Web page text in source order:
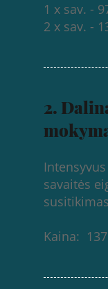
1 x sav. -
2 x sav. -
2.
savaitės
Kaina: